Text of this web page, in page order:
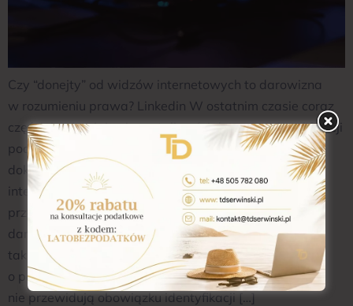
Czy “donejty” od widzów internetowych to darowizna
w rozumieniu prawa? Linkedin W ostatnim czasie coraz
częściej pojawiają się wątpliwości dotyczące kwalifikacji
podatkowej tzw. donejtów – dobrowolnych wpłat
dokonywanych przez widzów na rzecz twórców
internetowych. Organy podatkowe niejednokrotnie
przyjmują, że brak możliwości pełnej identyfikacji
darczyńcy (np. imienia i nazwiska) wyklucza uznanie
takich wpłat za darowiznę. Tymczasem ani ustawa
o podatku od spadków i darowizn, ani Kodeks cywilny
nie przewidują obowiązku identyfikacji […]